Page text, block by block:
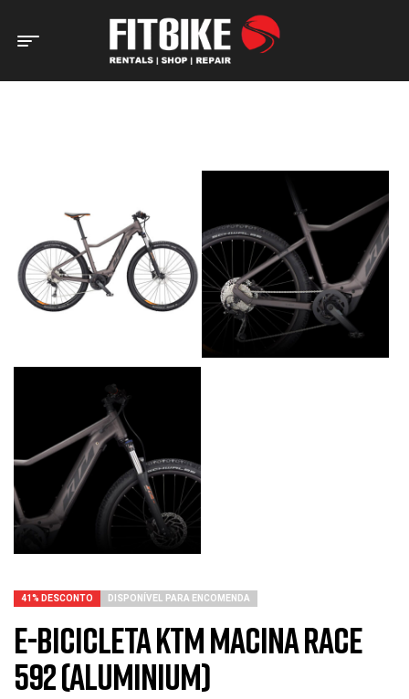
Bicicletas Eléctricas e-BTT
KTM Macina Race 592 (Aluminium)
41% DESCONTO DISPONÍVEL PARA ENCOMENDA
e-Bicicleta KTM Macina Race
592 (Aluminium)